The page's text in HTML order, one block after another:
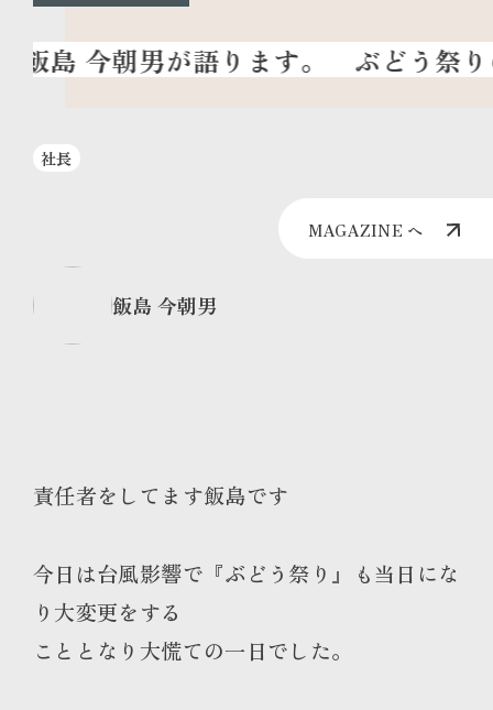
ぶどう祭りの
社長
MAGAZINE へ
飯島 今朝男
責任者をしてます飯島です
今日は台風影響で『ぶどう祭り』も当日にな
り大変更をする
こととなり大慌ての一日でした。